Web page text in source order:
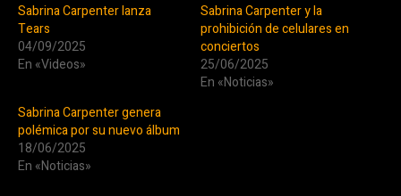
Sabrina Carpenter lanza
Tears
04/09/2025
En «Videos»
Sabrina Carpenter y la
prohibición de celulares en
conciertos
25/06/2025
En «Noticias»
Sabrina Carpenter genera
polémica por su nuevo álbum
18/06/2025
En «Noticias»